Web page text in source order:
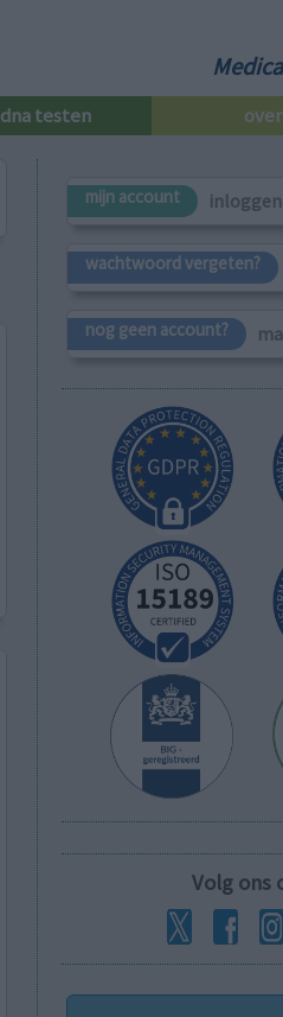
dna testen
mijn account inloggen
wachtwoord vergeten?
nog geen account?
Volg ons